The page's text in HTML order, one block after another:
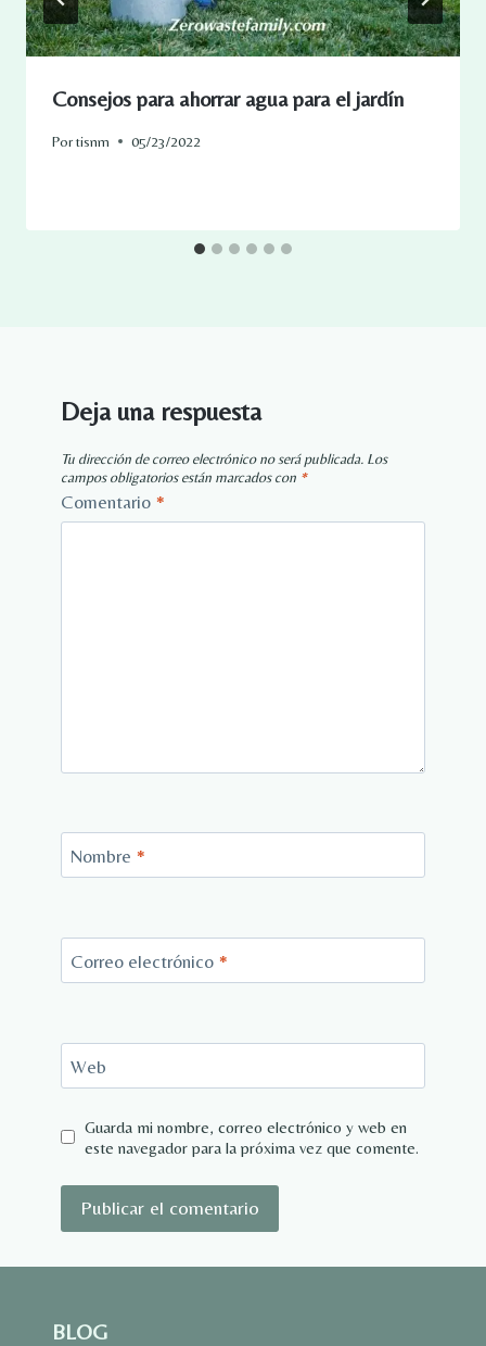
Consejos para ahorrar agua para el jardín
Portisnm 05/23/2022
Deja una respuesta
Tu dirección de correo electrónico no será publicada. Los
campos obligatorios están marcados con *
Comentario *
Nombre *
Correo electrónico *
Web
Guarda mi nombre, correo electrónico y web en
este navegador para la próxima vez que comente.
BLOG